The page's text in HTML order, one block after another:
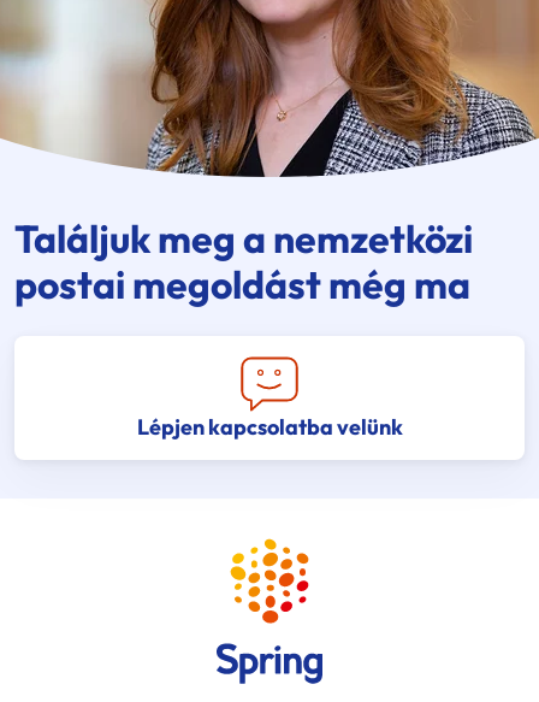
Találjuk meg a nemzetközi
postai megoldást még ma
Lépjen kapcsolatba velünk